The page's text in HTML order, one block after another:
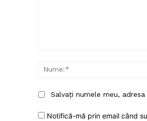
Salvați numele meu,
Notifică-mă prin email când